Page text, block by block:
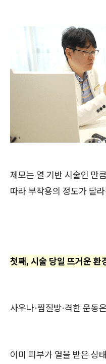
제모는 열 기반 시술인 만
따라 부작용의 정도가 달
첫째, 시술 당일 뜨거운 환
사우나·찜질방·격한 운동
이미 피부가 열을 받은 상